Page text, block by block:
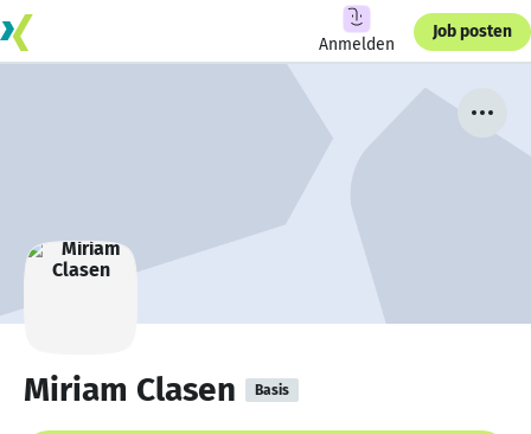
Anmelden
Job posten
Miriam Clasen Basis